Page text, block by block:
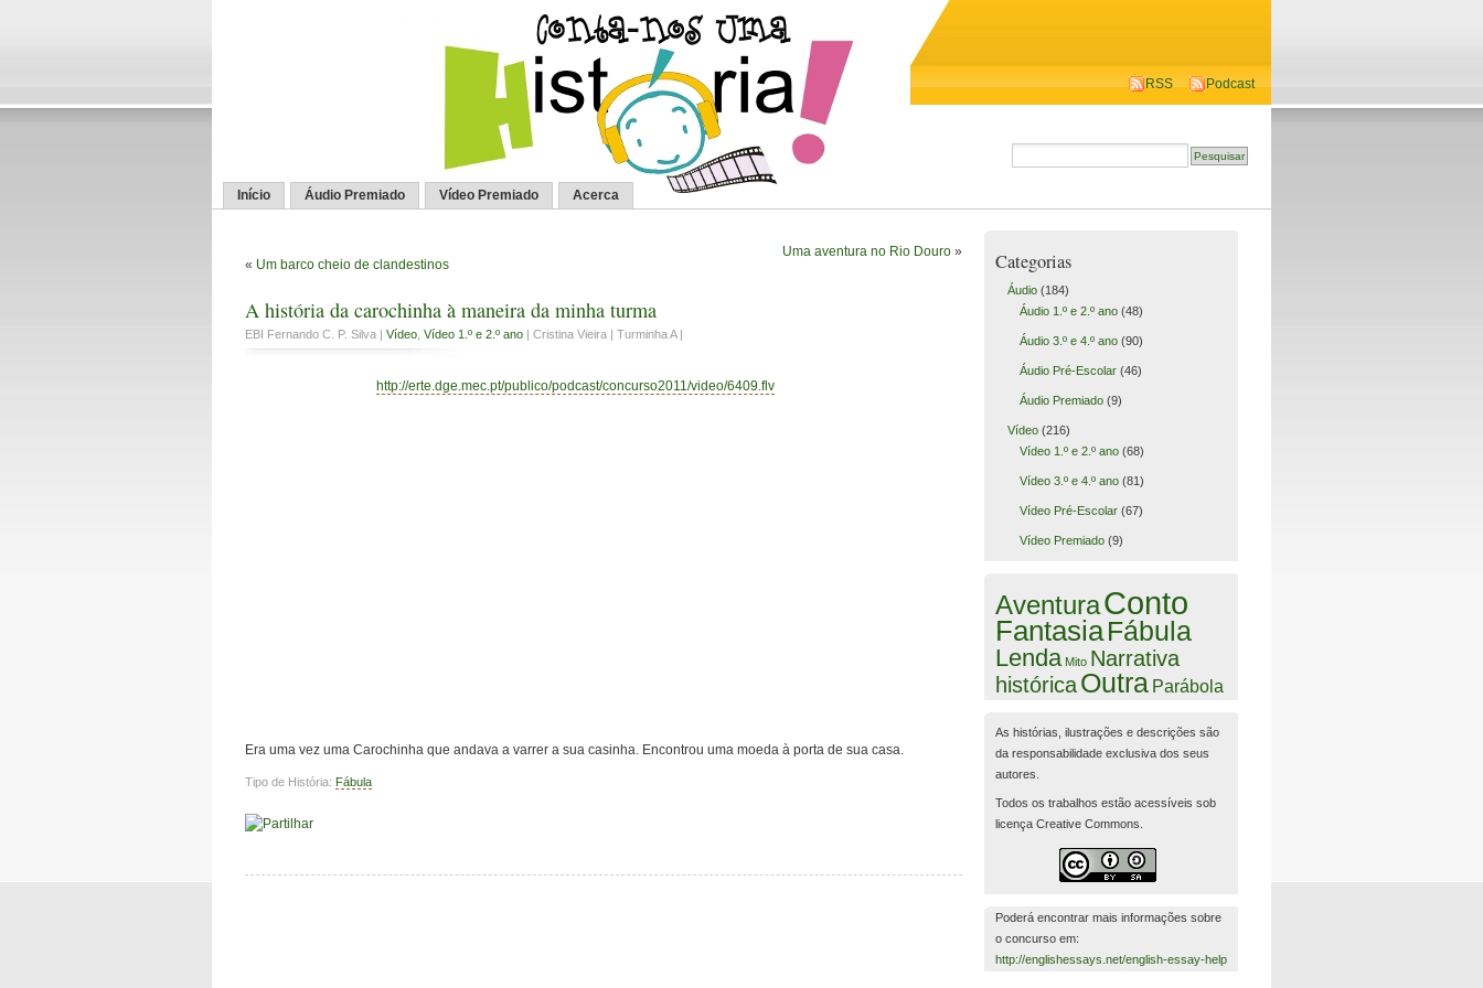
RSS Podcast
Início Áudio Premiado Vídeo Premiado Acerca
« Um barco cheio de clandestinos
Uma aventura no Rio Douro »
A história da carochinha à maneira da minha turma
EBI Fernando C. P. Silva | Vídeo Vídeo 1.º e 2.º ano | Cristina Vieira | Turminha A |
http://erte.dge.mec.pt/publico/podcast/concurso2011/video/6409.flv
Era uma vez uma Carochinha que andava a varrer a sua casinha. Encontrou uma moeda à porta de sua casa.
Tipo de História: Fábula
Categorias
Áudio(184)
Áudio 1.º e 2.º ano(48)
Áudio 3.º e 4.º ano(90)
Áudio Pré-Escolar(46)
Áudio Premiado(9)
Vídeo(216)
Vídeo 1.º e 2.º ano(68)
Vídeo 3.º e 4.º ano(81)
Vídeo Pré-Escolar(67)
Vídeo Premiado(9)
AventuraConto
FantasiaFábula
Lenda Mito Narrativa
históricaOutra Parábola
As histórias, ilustrações e descrições são
da responsabilidade exclusiva dos seus
autores.
Todos os trabalhos estão acessíveis sob
licença Creative Commons.
Poderá encontrar mais informações sobre
o concurso em:
http://englishessays.net/english-essay-help